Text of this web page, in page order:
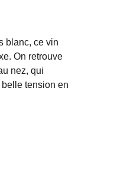
blanc, ce vin
On retrouve
nez, qui
tension en